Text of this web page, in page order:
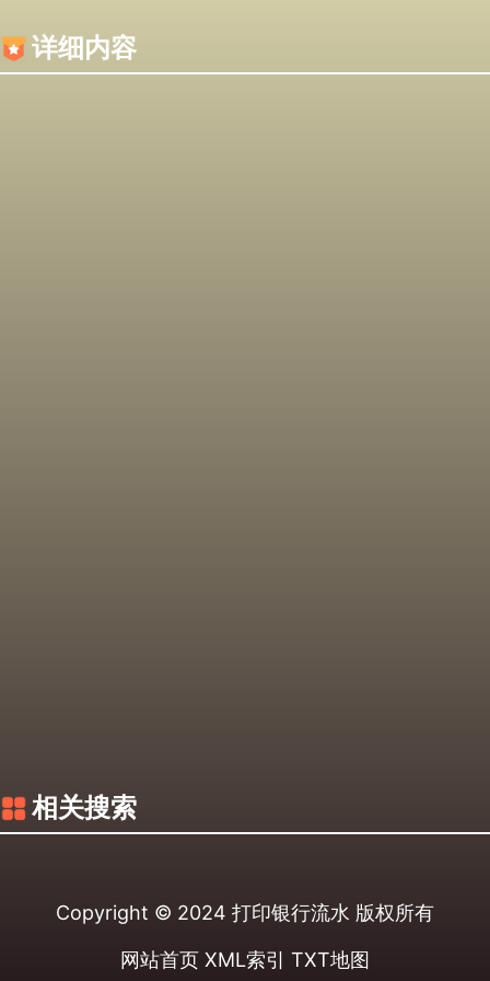
详细内容
相关搜索
Copyright © 2024 打印银行流水 版权所有
网站首页 XML索引 TXT地图